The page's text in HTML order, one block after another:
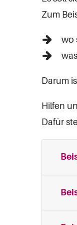
Zum
wo
Darum
Hilfen
Dafür